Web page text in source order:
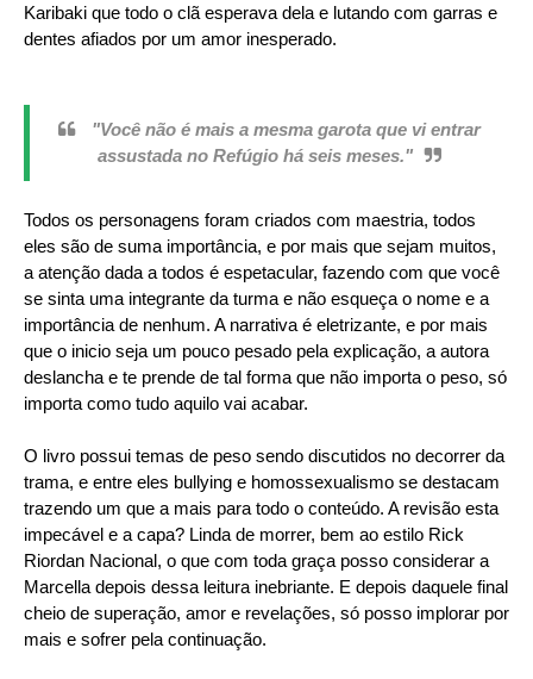
Karibaki que todo o clã esperava dela e lutando com garras e
dentes afiados por um amor inesperado.
"Você não é mais a mesma garota que vi entrar
assustada no Refúgio há seis meses."
Todos os personagens foram criados com maestria, todos
eles são de suma importância, e por mais que sejam muitos,
a atenção dada a todos é espetacular, fazendo com que você
se sinta uma integrante da turma e não esqueça o nome e a
importância de nenhum. A narrativa é eletrizante, e por mais
que o inicio seja um pouco pesado pela explicação, a autora
deslancha e te prende de tal forma que não importa o peso, só
importa como tudo aquilo vai acabar.
O livro possui temas de peso sendo discutidos no decorrer da
trama, e entre eles bullying e homossexualismo se destacam
trazendo um que a mais para todo o conteúdo. A revisão esta
impecável e a capa? Linda de morrer, bem ao estilo Rick
Riordan Nacional, o que com toda graça posso considerar a
Marcella depois dessa leitura inebriante. E depois daquele final
cheio de superação, amor e revelações, só posso implorar por
mais e sofrer pela continuação.